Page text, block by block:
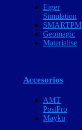
Eiger
Simulation
SMARTPM
Geomagic
Materialise
Accesorios
AMT
PostPro
Mayku